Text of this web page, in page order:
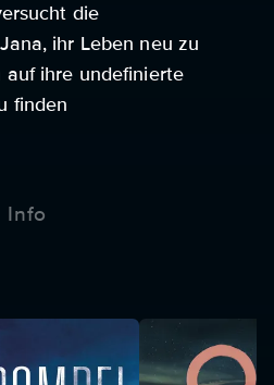
die
ihr Leben neu zu
ihre undefinierte
finden
Info